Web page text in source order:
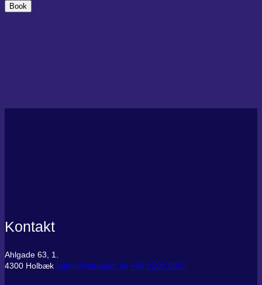
Book
Kontakt
Ahlgade 63, 1.
4300 Holbæk admin@studentr.dk ‭+45 8198 5957